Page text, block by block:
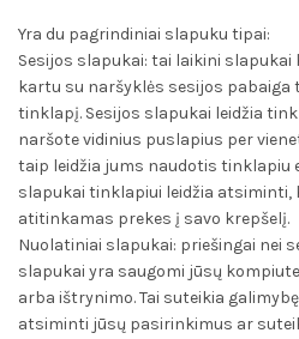
Yra du pagrindiniai slapuku tipai:
Sesijos slapukai: tai laikini slapukai
kartu su naršyklės sesijos pabaiga
tinklapį. Sesijos slapukai leidžia
naršote vidinius puslapius per
taip leidžia jums naudotis tinklapiu
slapukai tinklapiui leidžia atsiminti,
atitinkamas prekes į savo krepšelį.
Nuolatiniai slapukai: priešingai nei
slapukai yra saugomi jūsų
arba ištrynimo. Tai suteikia
atsiminti jūsų pasirinkimus ar